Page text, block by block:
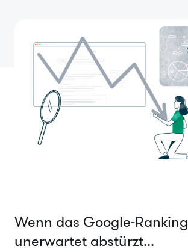
Wenn das Google-Ranking
unerwartet abstürzt...